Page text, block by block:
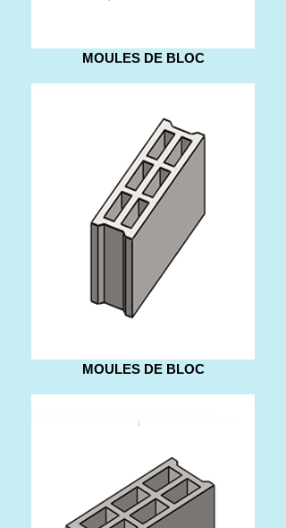
MOULES DE BLOC
MOULES DE BLOC